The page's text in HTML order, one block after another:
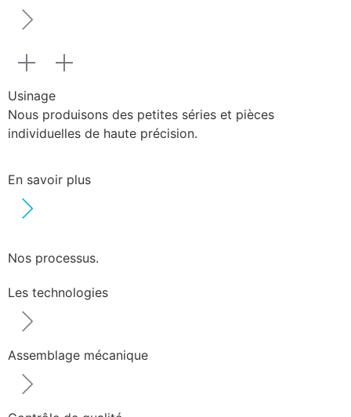
Usinage
Nous produisons des petites séries et pièces
individuelles de haute précision.
En savoir plus
Nos processus.
Les technologies
Assemblage mécanique